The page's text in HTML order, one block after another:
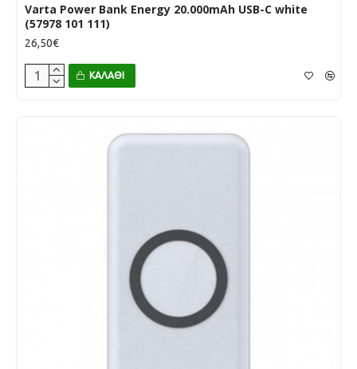
Varta Power Bank Energy 20.000mAh USB-C white
(57978 101 111)
26,50€
ΚΑΛΆΘΙ